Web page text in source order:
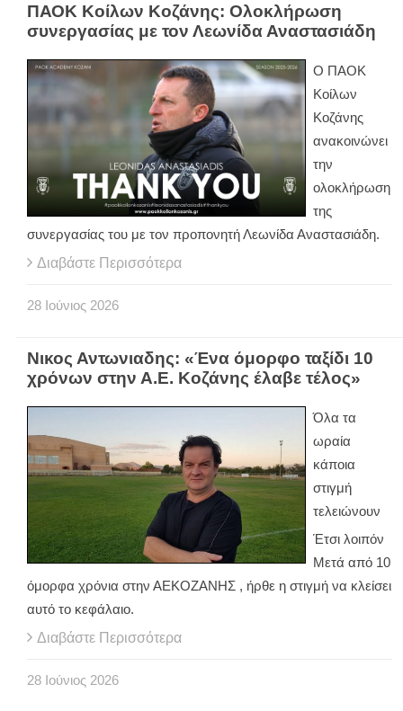
ΠΑΟΚ Κοίλων Κοζάνης: Ολοκλήρωση
συνεργασίας με τον Λεωνίδα Αναστασιάδη
Ο ΠΑΟΚ
Κοίλων
Κοζάνης
ανακοινώνει
την
ολοκλήρωση
της
συνεργασίας του με τον προπονητή Λεωνίδα Αναστασιάδη.
Διαβάστε Περισσότερα
28 Ιούνιος 2026
Νικος Αντωνιαδης: «Ένα όμορφο ταξίδι 10
χρόνων στην Α.Ε. Κοζάνης έλαβε τέλος»
Όλα τα
ωραία
κάποια
στιγμή
τελειώνουν
Έτσι λοιπόν
Μετά από 10
όμορφα χρόνια στην ΑΕΚΟΖΑΝΗΣ , ήρθε η στιγμή να κλείσει
αυτό το κεφάλαιο.
Διαβάστε Περισσότερα
28 Ιούνιος 2026